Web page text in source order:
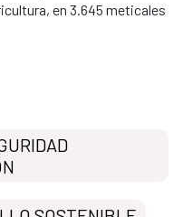
en 3.645 meticales